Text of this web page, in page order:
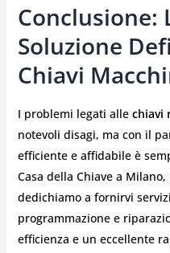
Conclusione:
Soluzione
Chiavi
I problemi legati alle chiavi
notevoli disagi, ma con il
efficiente e affidabile è
Casa della Chiave a Milano,
dedichiamo a fornirvi
programmazione e
efficienza e un eccellente